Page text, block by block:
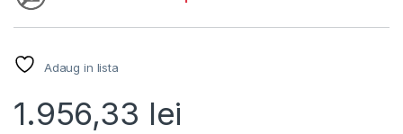
Adaug in lista
1.956,33 lei